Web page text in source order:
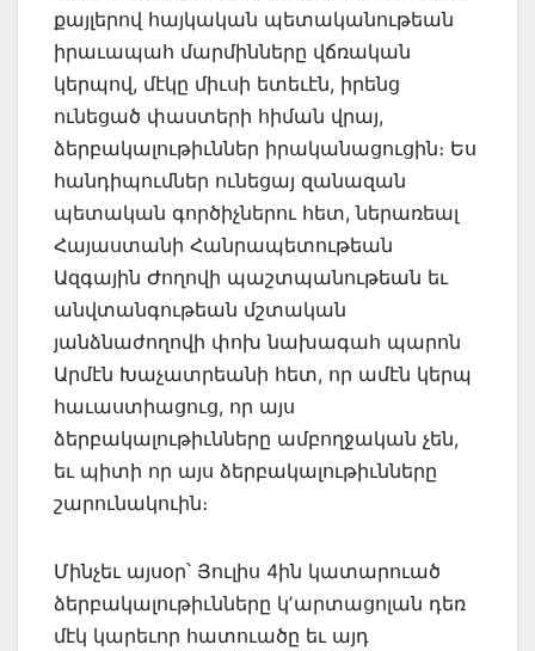
քայլերով հայկական պետականութեան
իրաւապահ մարմինները վճռական
կերպով, մէկը միւսի ետեւէն, իրենց
ունեցած փաստերի հիման վրայ,
ձերբակալութիւններ իրականացուցին։ Ես
հանդիպումներ ունեցայ զանազան
պետական գործիչներու հետ, ներառեալ
Հայաստանի Հանրապետութեան
Ազգային Ժողովի պաշտպանութեան եւ
անվտանգութեան մշտական
յանձնաժողովի փոխ նախագահ պարոն
Արմէն Խաչատրեանի հետ, որ ամէն կերպ
հաւաստիացուց, որ այս
ձերբակալութիւնները ամբողջական չեն,
եւ պիտի որ այս ձերբակալութիւնները
շարունակուին։
Մինչեւ այսօր՝ Յուլիս 4ին կատարուած
ձերբակալութիւնները կʼարտացոլան դեռ
մէկ կարեւոր հատուածը եւ այդ